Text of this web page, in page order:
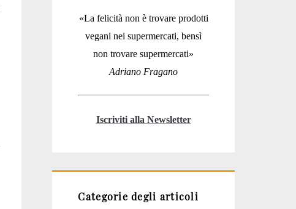
«La felicità non è trovare prodotti
vegani nei supermercati, bensì
non trovare supermercati»
Adriano Fragano
Iscriviti alla Newsletter
Categorie degli articoli